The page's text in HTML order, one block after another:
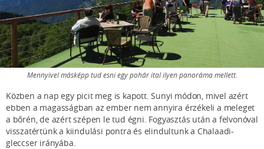
Mennyivel másképp tud esni egy pohár ital ilyen panoráma mellett.
Közben a nap egy picit meg is kapott. Sunyi módon, mivel azért
ebben a magasságban az ember nem annyira érzékeli a meleget
a bőrén, de azért szépen le tud égni. Fogyasztás után a felvonóval
visszatértünk a kiindulási pontra és elindultunk a Chalaadi-
gleccser irányába.